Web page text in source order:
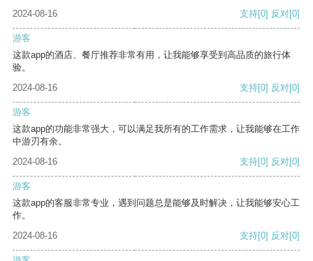
2024-08-16
支持[0] 反对[0]
游客
这款app的酒店、餐厅推荐非常有用，让我能够享受到高品质的旅行体
验。
2024-08-16
支持[0] 反对[0]
游客
这款app的功能非常强大，可以满足我所有的工作需求，让我能够在工作
中游刃有余。
2024-08-16
支持[0] 反对[0]
游客
这款app的客服非常专业，遇到问题总是能够及时解决，让我能够安心工
作。
2024-08-16
支持[0] 反对[0]